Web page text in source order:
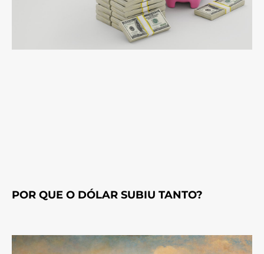
POR QUE O DÓLAR SUBIU TANTO?